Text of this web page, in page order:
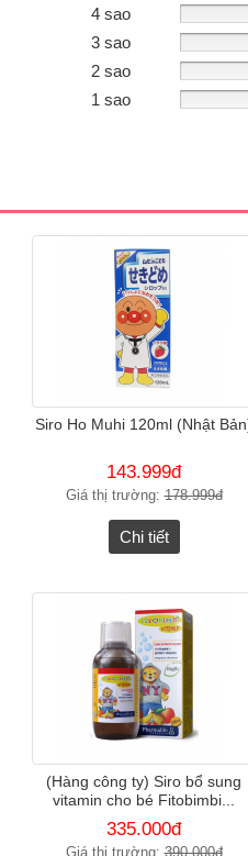
4 sao
3 sao
2 sao
1 sao
Siro Ho Muhi 120ml (Nhật
143.999đ
Giá thị trường:178.999đ
Chi tiết
(Hàng công ty) Siro bổ sung
vitamin cho bé Fitobimbi...
335.000đ
Giá thị trường:390.000đ